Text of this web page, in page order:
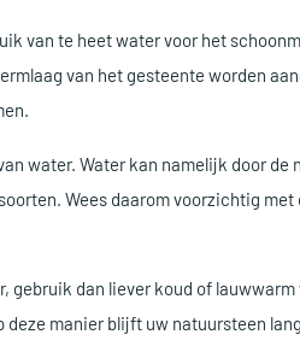
van te heet water voor het
van het gesteente worden
water. Water kan namelijk door de
Wees daarom voorzichtig
gebruik dan liever koud of
deze manier blijft uw natuursteen